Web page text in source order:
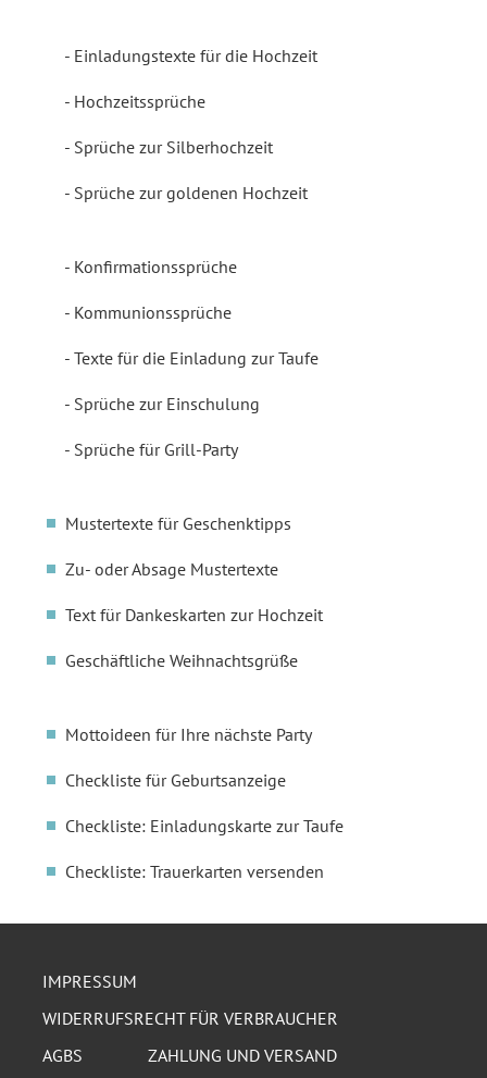
Einladungstexte für die Hochzeit
Hochzeitssprüche
Sprüche zur Silberhochzeit
Sprüche zur goldenen Hochzeit
Konfirmationssprüche
Kommunionssprüche
Texte für die Einladung zur Taufe
Sprüche zur Einschulung
Sprüche für Grill-Party
Mustertexte für Geschenktipps
Zu- oder Absage Mustertexte
Text für Dankeskarten zur Hochzeit
Geschäftliche Weihnachtsgrüße
Mottoideen für Ihre nächste Party
Checkliste für Geburtsanzeige
Checkliste: Einladungskarte zur Taufe
Checkliste: Trauerkarten versenden
IMPRESSUM
WIDERRUFSRECHT FÜR VERBRAUCHER
AGBS
ZAHLUNG UND VERSAND